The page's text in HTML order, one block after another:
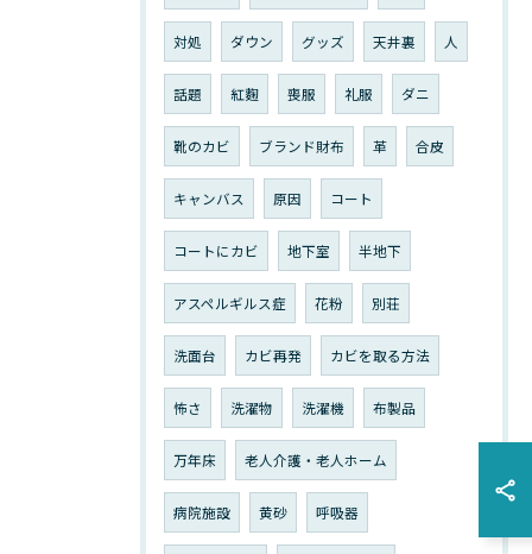
対処 ダウン グッズ 天井裏 人
話題 紅麴 喪服 礼服 ダニ
靴のカビ ブランド財布 革 合皮
キャンバス 原因 コート
コートにカビ 地下室 半地下
アスペルギルス症 花粉 別荘
洗面台 カビ再発 カビを取る方法
怖さ 洗濯物 洗濯機 布製品
万年床 老人介護・老人ホーム
病院施設 黄砂 呼吸器